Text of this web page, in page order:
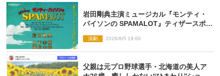
岩田剛典主演ミュージカル『モンティ・
パイソンの SPAMALOT』ティザースポッ
演劇 2026/8/5 19:00
父親は元プロ野球選手・北海道の美人ア